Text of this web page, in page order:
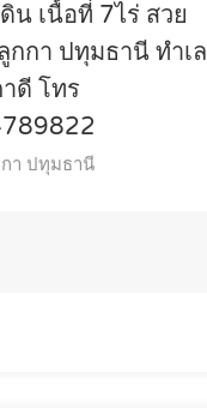
น เนื้อที่ 7ไร่ สวย
กกา ปทุมธานี ทำเล
ดี โทร
า ปทุมธานี